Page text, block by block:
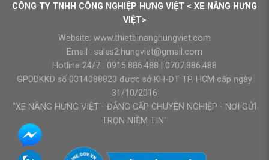
CÔNG TY TNHH CÔNG NGHIỆP HƯNG VIỆT < XE NÂNG HƯNG
VIỆT>
Website: www.thietbinanghungviet.com
Email : sales2.hungviet@gmail.com
Hotline 24/7 : 0915.886.488
0707.886.488
GPDDKKD số 0314088823 được sở KH-ĐT TP. HCM cấp ngày
31/10/2016
"XE NÂNG HƯNG VIỆT - ĐẲNG CẤP CHUYÊN NGHIỆP - NƠI GỬI
TRỌN NIỀM TIN"